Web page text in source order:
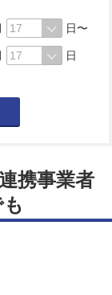
日〜
日
携事業者